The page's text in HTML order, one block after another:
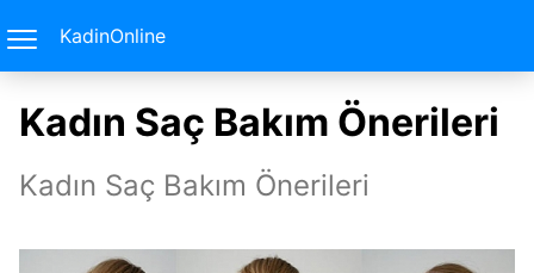
KadinOnline
Kadın Saç Bakım Önerileri
Kadın Saç Bakım Önerileri